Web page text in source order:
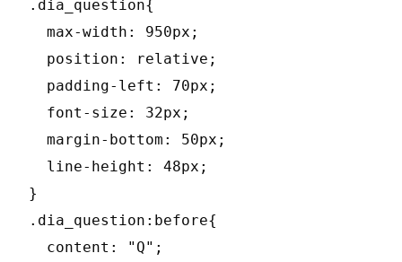
.dia_question{
  max-width: 950px;
  position: relative;
  padding-left: 70px;
  font-size: 32px;
  margin-bottom: 50px;
  line-height: 48px;
}
.dia_question:before{
  content: "Q";